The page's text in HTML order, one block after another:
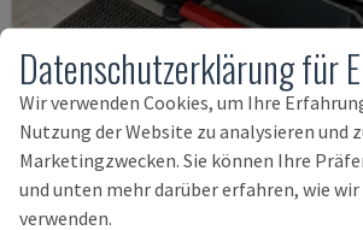
TH 4610
OPTIMUM - HORIZONTAL-DREHMASCHINE
Datenschutzerklärung für
Wir verwenden Cookies, um Ihre
Nutzung der Website zu analysieren und
Marketingzwecken. Sie können Ihre
und unten mehr darüber erfahren, wie
verwenden.